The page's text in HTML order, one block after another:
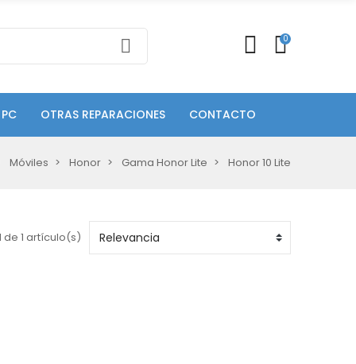
0
OTRAS REPARACIONES CONTACTO
Móviles Honor Gama Honor Lite Honor 10 Lite
de 1 artículo(s)